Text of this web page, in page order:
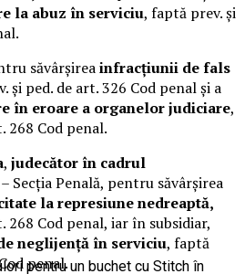
la abuz în serviciu, faptă prev. și
săvârșireainfracțiunii de fals
și ped. de art. 326 Cod penal și a
în eroare a organelor judiciare,
268 Cod penal.
, judecător în cadrul
– Secția Penală, pentru săvârșirea
la represiune nedreaptă,
268 Cod penal, iar în subsidiar,
neglijență în serviciu, faptă
penal.